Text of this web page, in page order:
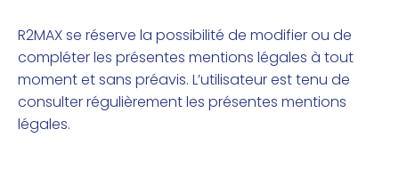
R2MAX se réserve la possibilité de modifier ou de
compléter les présentes mentions légales à tout
moment et sans préavis. L’utilisateur est tenu de
consulter régulièrement les présentes mentions
légales.